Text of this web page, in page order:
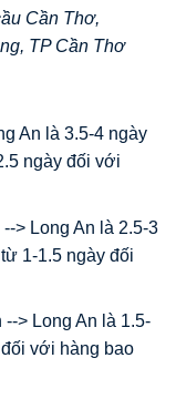
Cần Thơ,
TP Cần Thơ
An là 3.5-4 ngày
ngày đối với
> Long An là 2.5-3
1-1.5 ngày đối
> Long An là 1.5-
với hàng bao